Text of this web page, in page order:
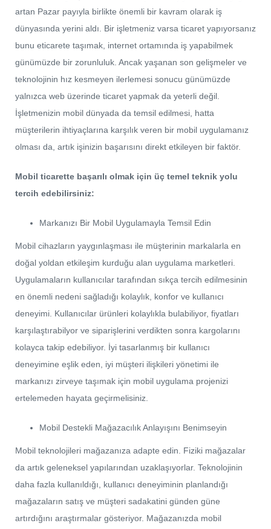
artan Pazar payıyla birlikte önemli bir kavram olarak iş
dünyasında yerini aldı. Bir işletmeniz varsa ticaret yapıyorsanız
bunu eticarete taşımak, internet ortamında iş yapabilmek
günümüzde bir zorunluluk. Ancak yaşanan son gelişmeler ve
teknolojinin hız kesmeyen ilerlemesi sonucu günümüzde
yalnızca web üzerinde ticaret yapmak da yeterli değil.
İşletmenizin mobil dünyada da temsil edilmesi, hatta
müşterilerin ihtiyaçlarına karşılık veren bir mobil uygulamanız
olması da, artık işinizin başarısını direkt etkileyen bir faktör.
Mobil ticarette başarılı olmak için üç temel teknik yolu
tercih edebilirsiniz:
Markanızı Bir Mobil Uygulamayla Temsil Edin
Mobil cihazların yaygınlaşması ile müşterinin markalarla en
doğal yoldan etkileşim kurduğu alan uygulama marketleri.
Uygulamaların kullanıcılar tarafından sıkça tercih edilmesinin
en önemli nedeni sağladığı kolaylık, konfor ve kullanıcı
deneyimi. Kullanıcılar ürünleri kolaylıkla bulabiliyor, fiyatları
karşılaştırabilyor ve siparişlerini verdikten sonra kargolarını
kolayca takip edebiliyor. İyi tasarlanmış bir kullanıcı
deneyimine eşlik eden, iyi müşteri ilişkileri yönetimi ile
markanızı zirveye taşımak için mobil uygulama projenizi
ertelemeden hayata geçirmelisiniz.
Mobil Destekli Mağazacılık Anlayışını Benimseyin
Mobil teknolojileri mağazanıza adapte edin. Fiziki mağazalar
da artık geleneksel yapılarından uzaklaşıyorlar. Teknolojinin
daha fazla kullanıldığı, kullanıcı deneyiminin planlandığı
mağazaların satış ve müşteri sadakatini günden güne
artırdığını araştırmalar gösteriyor. Mağazanızda mobil